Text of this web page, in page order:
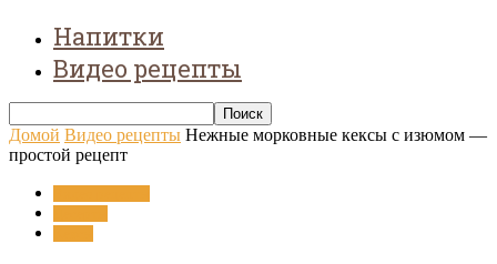
Напитки
Видео рецепты
Домой Видео рецепты Нежные морковные кексы с изюмом —
простой рецепт